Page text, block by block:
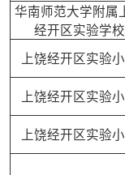
华南师范大学附属
经开区实验学校
上饶经开区实验
上饶经开区实验
上饶经开区实验